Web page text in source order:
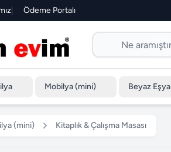
| Ödeme Portalı
Mobilya (mini) Beyaz Eşya
(mini) Kitaplık & Çalışma Masası